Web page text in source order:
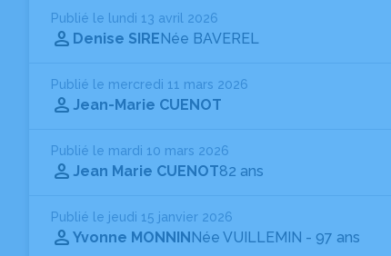
Publié le lundi 13 avril 2026
Denise SIRENée BAVEREL
Publié le mercredi 11 mars 2026
Jean-Marie CUENOT
Publié le mardi 10 mars 2026
Jean Marie CUENOT82 ans
Publié le jeudi 15 janvier 2026
Yvonne MONNINNée VUILLEMIN - 97 ans